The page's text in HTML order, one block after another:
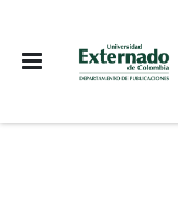
COEDICIONES